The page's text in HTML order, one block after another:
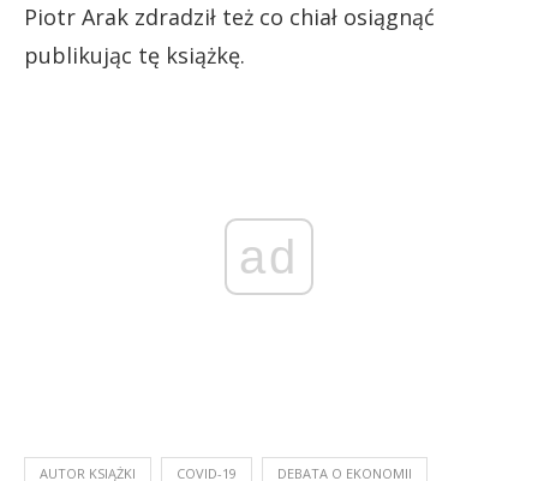
Piotr Arak zdradził też co chiał osiągnąć
publikując tę książkę.
ad
AUTOR KSIĄŻKI COVID-19 DEBATA O EKONOMII